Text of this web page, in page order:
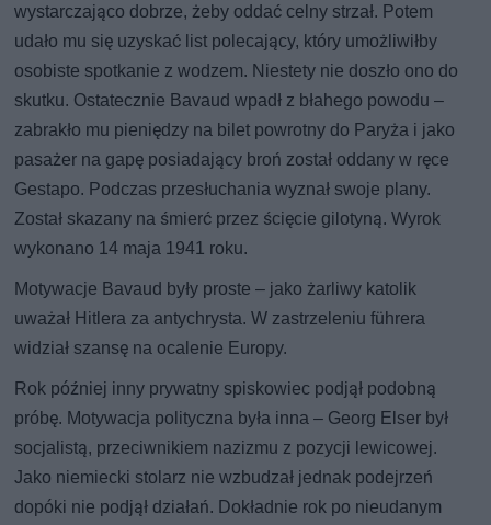
wystarczająco dobrze, żeby oddać celny strzał. Potem
udało mu się uzyskać list polecający, który umożliwiłby
osobiste spotkanie z wodzem. Niestety nie doszło ono do
skutku. Ostatecznie Bavaud wpadł z błahego powodu –
zabrakło mu pieniędzy na bilet powrotny do Paryża i jako
pasażer na gapę posiadający broń został oddany w ręce
Gestapo. Podczas przesłuchania wyznał swoje plany.
Został skazany na śmierć przez ścięcie gilotyną. Wyrok
wykonano 14 maja 1941 roku.
Motywacje Bavaud były proste – jako żarliwy katolik
uważał Hitlera za antychrysta. W zastrzeleniu führera
widział szansę na ocalenie Europy.
Rok później inny prywatny spiskowiec podjął podobną
próbę. Motywacja polityczna była inna – Georg Elser był
socjalistą, przeciwnikiem nazizmu z pozycji lewicowej.
Jako niemiecki stolarz nie wzbudzał jednak podejrzeń
dopóki nie podjął działań. Dokładnie rok po nieudanym